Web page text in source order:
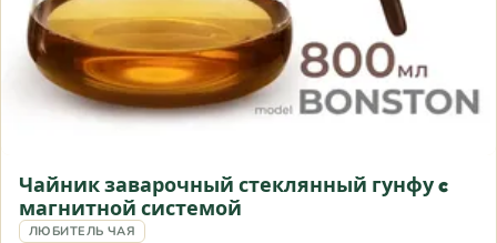
Чайник заварочный стеклянный гунфу c
магнитной системой
ЛЮБИТЕЛЬ ЧАЯ